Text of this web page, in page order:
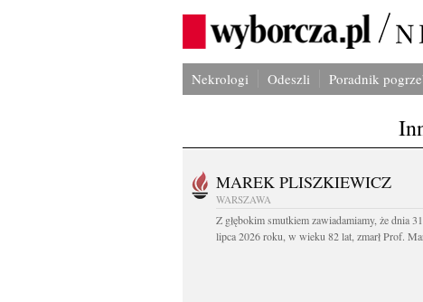
Nekrologi Odeszli Poradnik
MAREK PLISZKIEWICZ
WARSZAWA
Z głębokim smutkiem zawiadamiamy, że dnia 31
lipca 2026 roku, w wieku 82 lat, zmarł Prof.